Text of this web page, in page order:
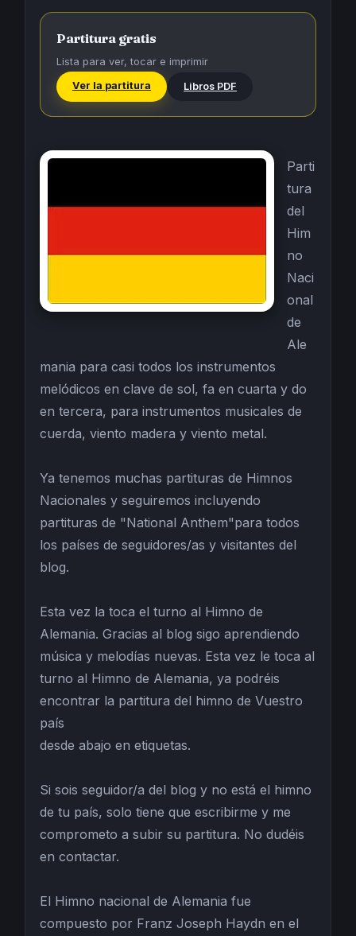
Partitura gratis
Lista para ver, tocar e imprimir
Ver la partitura
Libros PDF
Parti
tura
del
Him
no
Naci
onal
de
Ale
mania para casi todos los instrumentos
melódicos en clave de sol, fa en cuarta y do
en tercera, para instrumentos musicales de
cuerda, viento madera y viento metal.
Ya tenemos muchas partituras de Himnos
Nacionales y seguiremos incluyendo
partituras de "National Anthem"para todos
los países de seguidores/as y visitantes del
blog.
Esta vez la toca el turno al Himno de
Alemania. Gracias al blog sigo aprendiendo
música y melodías nuevas. Esta vez le toca al
turno al Himno de Alemania, ya podréis
encontrar la partitura del himno de Vuestro
país
desde abajo en etiquetas.
Si sois seguidor/a del blog y no está el himno
de tu país, solo tiene que escribirme y me
comprometo a subir su partitura. No dudéis
en contactar.
El Himno nacional de Alemania fue
compuesto por Franz Joseph Haydn en el